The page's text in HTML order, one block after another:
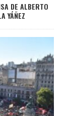
DE ALBERTO
YÁÑEZ